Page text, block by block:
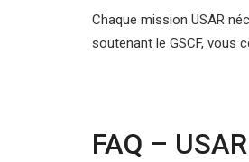
Chaque mission USAR
soutenant le GSCF, vous
FAQ –